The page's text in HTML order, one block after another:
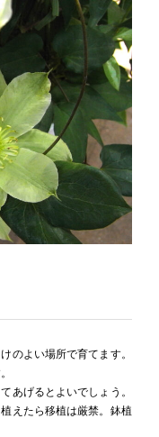
のよい場所で育てます。
あげるとよいでしょう。
えたら移植は厳禁。鉢植